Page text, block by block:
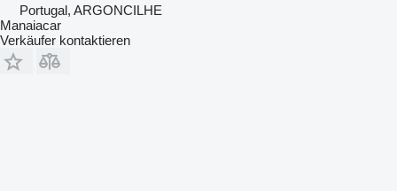
Portugal, ARGONCILHE
Manaiacar
Verkäufer kontaktieren